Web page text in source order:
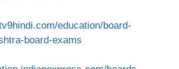
education/board-
board-exams